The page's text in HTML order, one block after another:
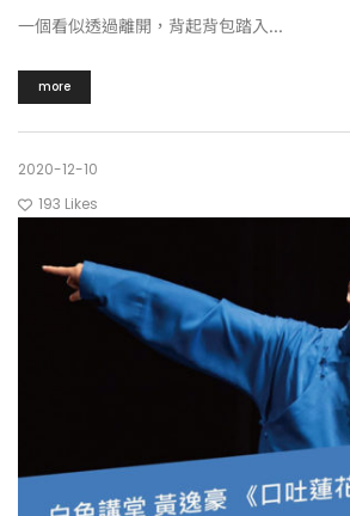
一個看似透過離開，背起背包踏入...
more
2020-12-10
193 Likes